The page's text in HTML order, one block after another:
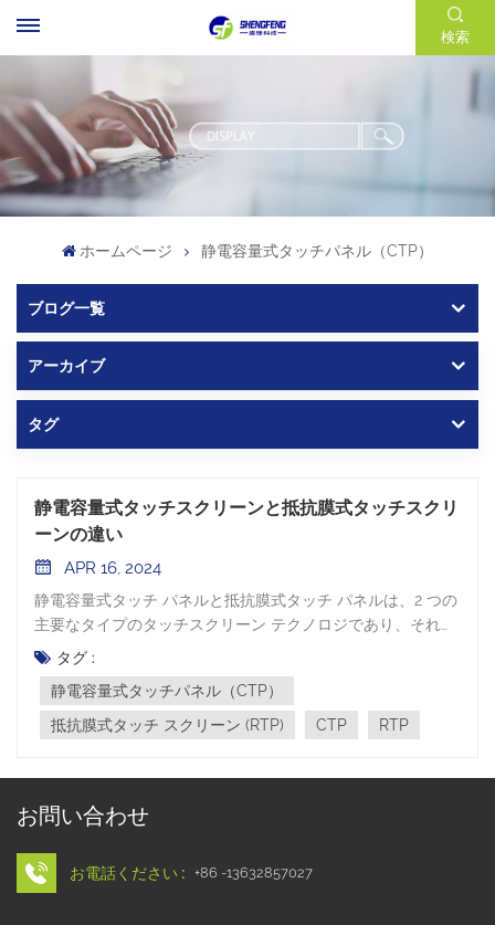
検索
ホームページ 静電容量式タッチパネル（CTP）
ブログ一覧
アーカイブ
タグ
静電容量式タッチスクリーンと抵抗膜式タッチスクリ
ーンの違い
APR 16, 2024
静電容量式タッチ パネルと抵抗膜式タッチ パネルは、2 つの
主要なタイプのタッチスクリーン テクノロジであり、それぞ
れが複数の側面で独自の特性を示します。静電容量式タッチ
パネル（CTP）CTPの構造は主にガラスパネル、導電層
（ITOなど）、絶縁層（強化ガラスやプラスチックなど）、
その他の導電層で構成されます。その動作原理は静電容量セ
計算することでタッチ ポイントの正確な位置が特定されま
ト。√ 85%以上の高い光透過率と鮮やかな発色。√ 応答時間
は 3ms 未満と高速です。√ 表面カバーには硬度7Hまでの強
タグ :
静電容量式タッチパネル（CTP）
抵抗膜式タッチ スクリーン (RTP)
CTP RTP
お問い合わせ
お電話ください : +86 -13632857027